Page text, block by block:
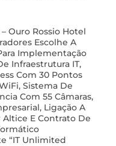
Ouro Rossio Hotel
Escolhe A
Implementação
Infraestrutura IT,
Com 30 Pontos
Sistema De
Com 55 Câmaras,
Ligação A
E Contrato De
“IT Unlimited